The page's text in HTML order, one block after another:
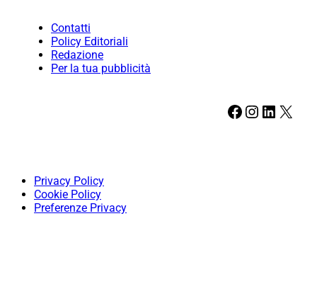
Contatti
Policy Editoriali
Redazione
Per la tua pubblicità
Facebook Instagram LinkedIn X
Privacy Policy
Cookie Policy
Preferenze Privacy